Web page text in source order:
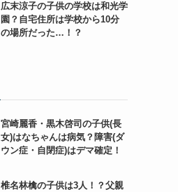
広末涼子の子供の学校は和光学
園？自宅住所は学校から10分
の場所だった…！？
宮崎麗香・黒木啓司の子供(長
女)はなちゃんは病気？障害(ダ
ウン症・自閉症)はデマ確定！
椎名林檎の子供は3人！？父親